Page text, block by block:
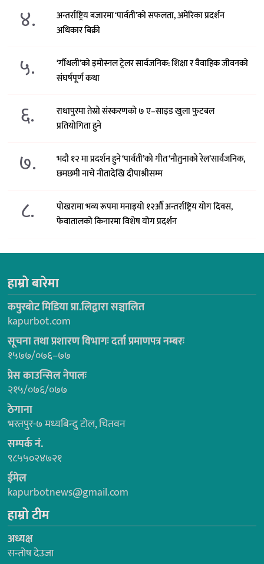
४.
अन्तर्राष्ट्रिय बजारमा ‘पार्वती’को सफलता, अमेरिका प्रदर्शन
अधिकार बिक्री
५.
‘गौँथली’को इमोस्नल ट्रेलर सार्वजनिक: शिक्षा र वैवाहिक जीवनको
संघर्षपूर्ण कथा
६.
राधापुरमा तेस्रो संस्करणको ७ ए–साइड खुला फुटबल
प्रतियोगिता हुने
७.
भदौ १२ मा प्रदर्शन हुने ‘पार्वती’को गीत ‘नौतुनाको रेल’सार्वजनिक,
छमछमी नाचे नीतादेखि दीपाश्रीसम्म
८.
पोखरामा भव्य रूपमा मनाइयो १२औँ अन्तर्राष्ट्रिय योग दिवस,
फेवातालको किनारमा विशेष योग प्रदर्शन
हाम्रो बारेमा
कपुरबोट मिडिया प्रा.लिद्वारा सञ्चालित
kapurbot.com
सूचना तथा प्रशारण विभागः दर्ता प्रमाणपत्र नम्बरः
१५७७/०७६–७७
प्रेस काउन्सिल नेपालः
२१५/०७६/०७७
ठेगाना
भरतपुर-७ मध्यबिन्दु टोल, चितवन
सम्पर्क नं.
९८५५०२४७२१
ईमेल
kapurbotnews@gmail.com
हाम्रो टीम
अध्यक्ष
सन्तोष देउजा